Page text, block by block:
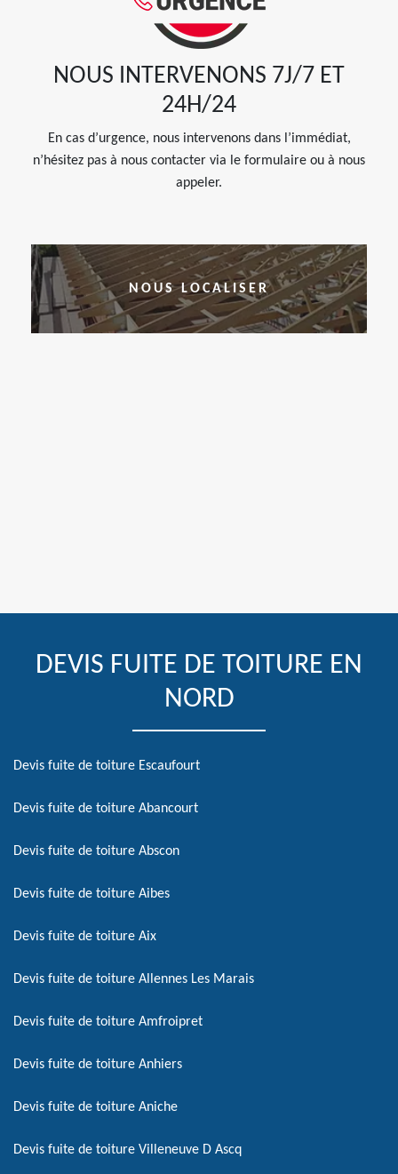
NOUS INTERVENONS 7J/7 ET
24H/24
En cas d’urgence, nous intervenons dans l’immédiat,
n’hésitez pas à nous contacter via le formulaire ou à nous
appeler.
NOUS LOCALISER
DEVIS FUITE DE TOITURE EN
NORD
Devis fuite de toiture Escaufourt
Devis fuite de toiture Abancourt
Devis fuite de toiture Abscon
Devis fuite de toiture Aibes
Devis fuite de toiture Aix
Devis fuite de toiture Allennes Les Marais
Devis fuite de toiture Amfroipret
Devis fuite de toiture Anhiers
Devis fuite de toiture Aniche
Devis fuite de toiture Villeneuve D Ascq